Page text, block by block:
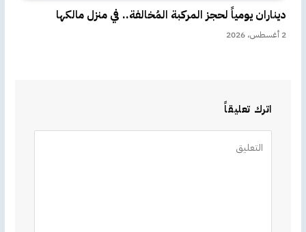
ديناران يومياً لحجز المركبة المُخالفة.. في منزل مالكها
2 أغسطس، 2026
اترك تعليقاً